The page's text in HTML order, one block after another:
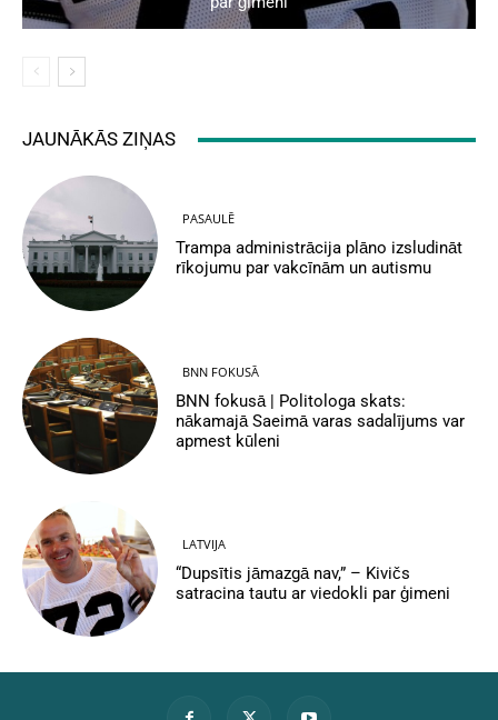
JAUNĀKĀS ZIŅAS
PASAULĒ
Trampa administrācija plāno izsludināt
rīkojumu par vakcīnām un autismu
BNN FOKUSĀ
BNN fokusā | Politologa skats:
nākamajā Saeimā varas sadalījums var
apmest kūleni
LATVIJA
“Dupsītis jāmazgā nav,” – Kivičs
satracina tautu ar viedokli par ģimeni